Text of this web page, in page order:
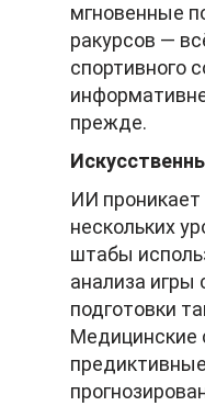
мгновенные
ракурсов —
спортивного
прежде.
ИИ проникает
нескольких
штабы
анализа игры
подготовки